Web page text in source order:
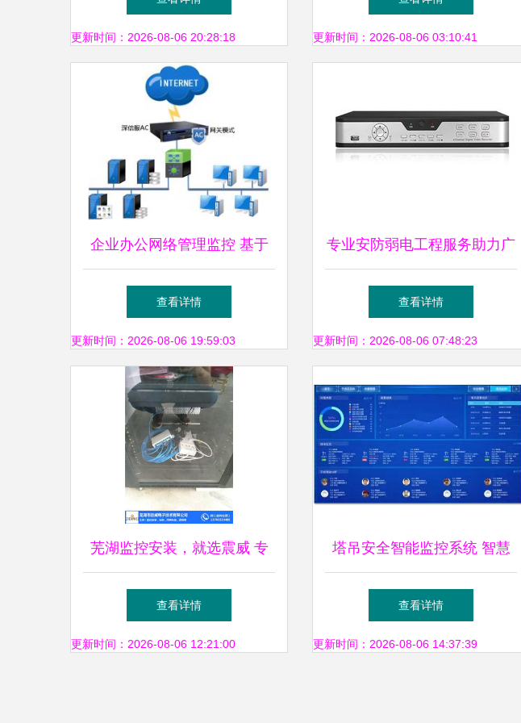
电管理系统深度解析
更新时间：2026-08-06 20:28:18 控之道
更新时间：2026-08-06 03:10:41
企业办公网络管理监控 基于
Firewalld与iptables的网络流
量与安全系统监控实践
查看详情
更新时间：2026-08-06 19:59:03
专业安防弱电工程服务助力广
州监控项目 番禺监控公司整
体解决方案
查看详情
更新时间：2026-08-06 07:48:23
芜湖监控安装，就选震威 专
业守护安庆安全新前线
查看详情
更新时间：2026-08-06 12:21:00
塔吊安全智能监控系统 智慧
工地整体解决方案的核心
查看详情
更新时间：2026-08-06 14:37:39